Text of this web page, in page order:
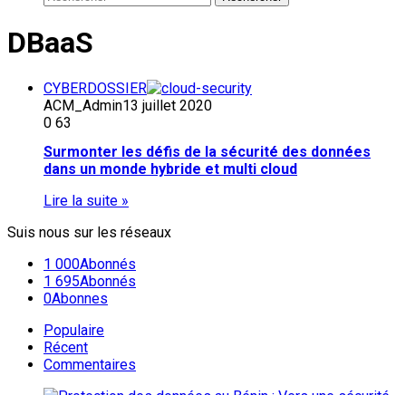
DBaaS
CYBERDOSSIER
ACM_Admin13 juillet 2020
0 63
Surmonter les défis de la sécurité des données
dans un monde hybride et multi cloud
Lire la suite »
Suis nous sur les réseaux
1 000Abonnés
1 695Abonnés
0Abonnes
Populaire
Récent
Commentaires